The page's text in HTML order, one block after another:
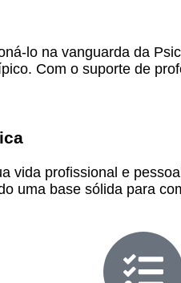
lo na vanguarda da
Com o suporte de
vida profissional e
uma base sólida para